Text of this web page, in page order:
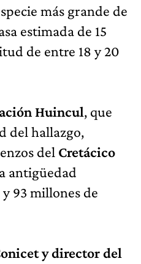
más grande de
estimada de 15
de entre 18 y 20
Huincul, que
del hallazgo,
del Cretácico
antigüedad
93 millones de
y director del